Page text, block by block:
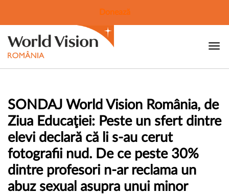
Donează
SONDAJ World Vision România, de
Ziua Educaţiei: Peste un sfert dintre
elevi declară că li s-au cerut
fotografii nud. De ce peste 30%
dintre profesori n-ar reclama un
abuz sexual asupra unui minor